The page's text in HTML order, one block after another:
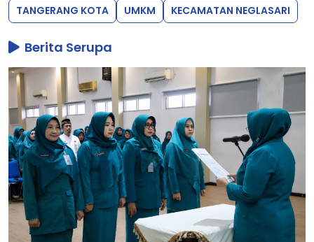
TANGERANG KOTA UMKM KECAMATAN NEGLASARI
Berita Serupa